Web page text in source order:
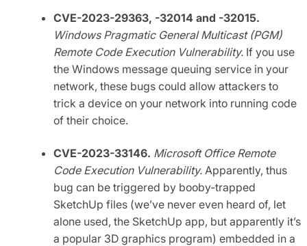
CVE-2023-29363, -32014 and -32015.
Windows Pragmatic General Multicast (PGM)
Remote Code Execution Vulnerability. If you use
the Windows message queuing service in your
network, these bugs could allow attackers to
trick a device on your network into running code
of their choice.
CVE-2023-33146. Microsoft Office Remote
Code Execution Vulnerability. Apparently, thus
bug can be triggered by booby-trapped
SketchUp files (we’ve never even heard of, let
alone used, the SketchUp app, but apparently it’s
a popular 3D graphics program) embedded in a